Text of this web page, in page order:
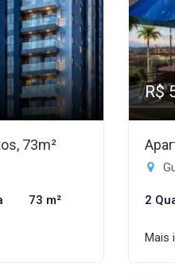
73m²
73 m²
R$
2
Mais